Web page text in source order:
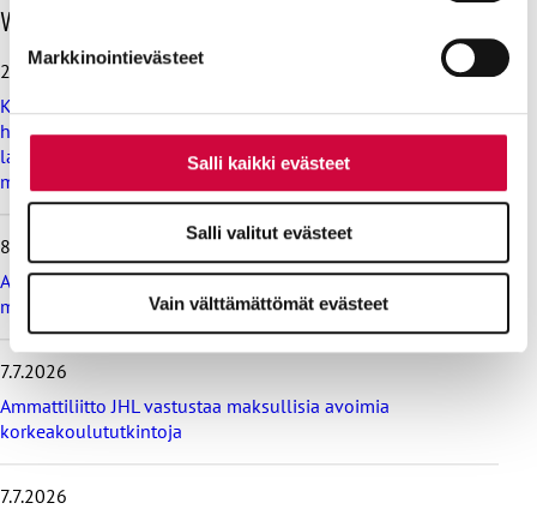
Markkinointievästeet
Salli kaikki evästeet
Salli valitut evästeet
Vain välttämättömät evästeet
O
h
i
t
a
v
i
i
i
s
i
m
ä
t
u
u
t
i
Viimeisimmät uutiset
28.7.2026
Koulutus ja kasvatus pitää järjestää lasten ja nuorten
hyvinvoinnin ehdoilla – Ammattiliitto JHL on antanut
lausunnon koulujen ja oppilaitosten loma-aikoja koskevasta
muistioluonnoksesta
8.7.2026
Ammattiliitto JHL vastustaa valtiokonttoria koskevan lain
muutosta
7.7.2026
Ammattiliitto JHL vastustaa maksullisia avoimia
korkeakoulututkintoja
7.7.2026